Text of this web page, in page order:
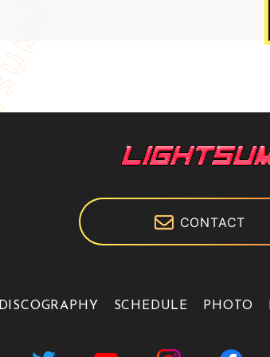
CONTACT
DISCOGRAPHY SCHEDULE PHOTO